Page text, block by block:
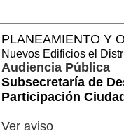
PLANEAMIENTO Y
Nuevos Edificios el
Audiencia Pública
Subsecretaría de
Participación
Ver aviso